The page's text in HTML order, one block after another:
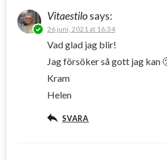
Vitaestilosays:
26 juni, 2021 at 16:34
Vad glad jag blir!
Jag försöker så gott jag kan
Kram
Helen
SVARA